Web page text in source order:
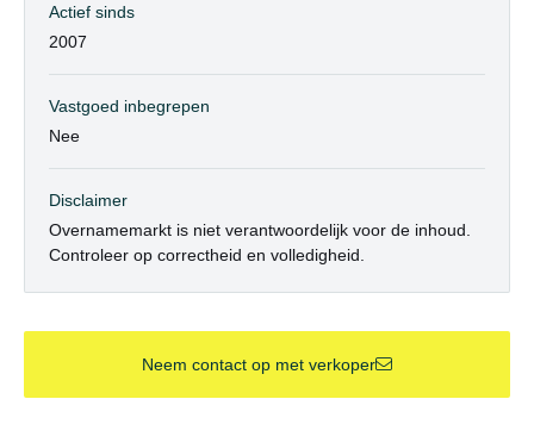
Actief sinds
2007
Vastgoed inbegrepen
Nee
Disclaimer
Overnamemarkt is niet verantwoordelijk voor de inhoud.
Controleer op correctheid en volledigheid.
Neem contact op met verkoper